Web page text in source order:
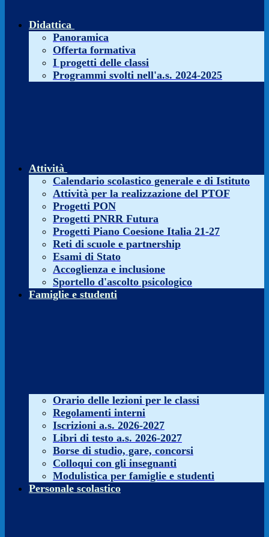
Didattica
Panoramica
Offerta formativa
I progetti delle classi
Programmi svolti nell'a.s. 2024-2025
Attività
Calendario scolastico generale e di Istituto
Attività per la realizzazione del PTOF
Progetti PON
Progetti PNRR Futura
Progetti Piano Coesione Italia 21-27
Reti di scuole e partnership
Esami di Stato
Accoglienza e inclusione
Sportello d'ascolto psicologico
Famiglie e studenti
Orario delle lezioni per le classi
Regolamenti interni
Iscrizioni a.s. 2026-2027
Libri di testo a.s. 2026-2027
Borse di studio, gare, concorsi
Colloqui con gli insegnanti
Modulistica per famiglie e studenti
Personale scolastico